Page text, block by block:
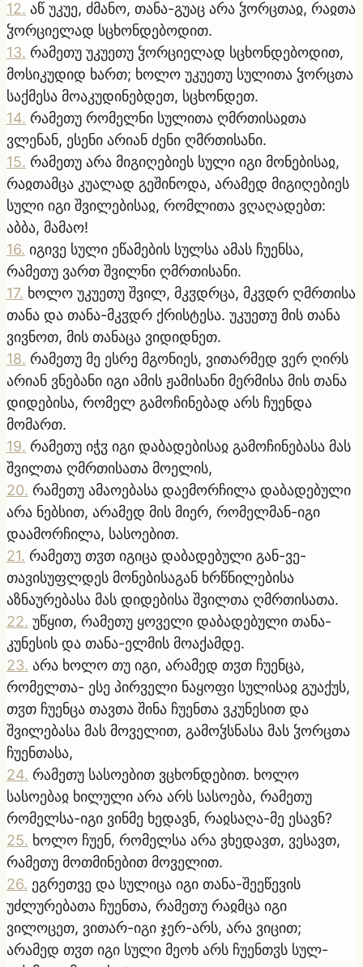
12. აწ უკუე, ძმანო, თანა-გუაც არა ჴორცთაჲ, რაჲთა
ჴორციელად სცხონდებოდით.
13. რამეთუ უკუეთუ ჴორციელად სცხონდებოდით,
მოსიკუდიდ ხართ; ხოლო უკუეთუ სულითა ჴორცთა
საქმესა მოაკუდინებდეთ, სცხონდეთ.
14. რამეთუ რომელნი სულითა ღმრთისაჲთა
ვლენან, ესენი არიან ძენი ღმრთისანი.
15. რამეთუ არა მიგიღებიეს სული იგი მონებისაჲ,
რაჲთამცა კუალად გეშინოდა, არამედ მიგიღებიეს
სული იგი შვილებისაჲ, რომლითა ვღაღადებთ:
აბბა, მამაო!
16. იგივე სული ეწამების სულსა ამას ჩუენსა,
რამეთუ ვართ შვილნი ღმრთისანი.
17. ხოლო უკუეთუ შვილ, მკჳდრცა, მკჳდრ ღმრთისა
თანა და თანა-მკჳდრ ქრისტესა. უკუეთუ მის თანა
ვივნოთ, მის თანაცა ვიდიდნეთ.
18. რამეთუ მე ესრე მგონიეს, ვითარმედ ვერ ღირს
არიან ვნებანი იგი ამის ჟამისანი მერმისა მის თანა
დიდებისა, რომელ გამოჩინებად არს ჩუენდა
მომართ.
19. რამეთუ იჭჳ იგი დაბადებისაჲ გამოჩინებასა მას
შვილთა ღმრთისათა მოელის,
20. რამეთუ ამაოებასა დაემორჩილა დაბადებული
არა ნებსით, არამედ მის მიერ, რომელმან-იგი
დაამორჩილა, სასოებით.
21. რამეთუ თჳთ იგიცა დაბადებული გან-ვე-
თავისუფლდეს მონებისაგან ხრწნილებისა
აზნაურებასა მას დიდებისა შვილთა ღმრთისათა.
22. უწყით, რამეთუ ყოველი დაბადებული თანა-
კუნესის და თანა-ელმის მოაქამდე.
23. არა ხოლო თუ იგი, არამედ თჳთ ჩუენცა,
რომელთა- ესე პირველი ნაყოფი სულისაჲ გუაქუს,
თჳთ ჩუენცა თავთა შინა ჩუენთა ვკუნესით და
შვილებასა მას მოველით, გამოჴსნასა მას ჴორცთა
ჩუენთასა,
24. რამეთუ სასოებით ვცხონდებით. ხოლო
სასოებაჲ ხილული არა არს სასოება, რამეთუ
რომელსა-იგი ვინმე ხედავნ, რაჲსაღა-მე ესავნ?
25. ხოლო ჩუენ, რომელსა არა ვხედავთ, ვესავთ,
რამეთუ მოთმინებით მოველით.
26. ეგრეთვე და სულიცა იგი თანა-შეეწევის
უძლურებათა ჩუენთა, რამეთუ რაჲმცა იგი
ვილოცეთ, ვითარ-იგი ჯერ-არს, არა ვიცით;
არამედ თჳთ იგი სული მეოხ არს ჩუენთჳს სულ-